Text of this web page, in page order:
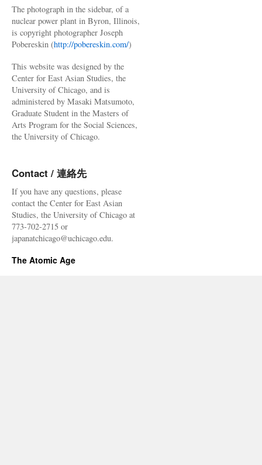
The photograph in the sidebar, of a
nuclear power plant in Byron, Illinois,
is copyright photographer Joseph
Pobereskin (http://pobereskin.com/)
This website was designed by the
Center for East Asian Studies, the
University of Chicago, and is
administered by Masaki Matsumoto,
Graduate Student in the Masters of
Arts Program for the Social Sciences,
the University of Chicago.
Contact / 連絡先
If you have any questions, please
contact the Center for East Asian
Studies, the University of Chicago at
773-702-2715 or
japanatchicago@uchicago.edu.
The Atomic Age